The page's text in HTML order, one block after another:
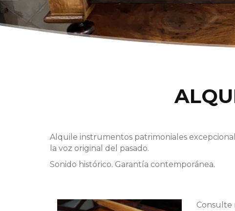
Alquile instrumentos patrimoniales
la voz original del pasado.
Sonido histórico. Garantía contemporánea.
Consulte